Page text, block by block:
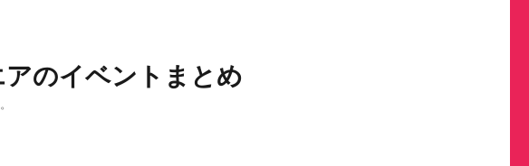
のイベントまとめ